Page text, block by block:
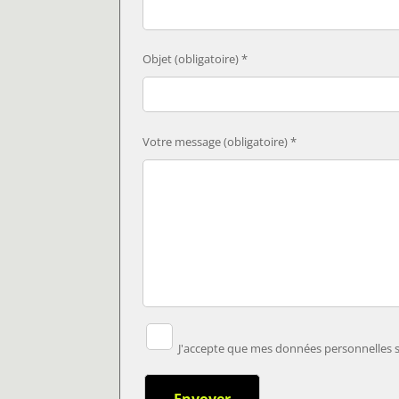
Objet (obligatoire) *
Votre message (obligatoire) *
J'accepte que mes données